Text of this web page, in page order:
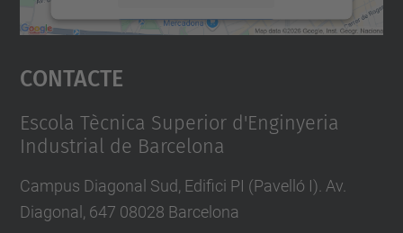
Accepta
powered by
Contacte
Escola Tècnica Superior d'Enginyeria
Industrial de Barcelona
Campus Diagonal Sud, Edifici PI (Pavelló I). Av.
Diagonal, 647 08028 Barcelona